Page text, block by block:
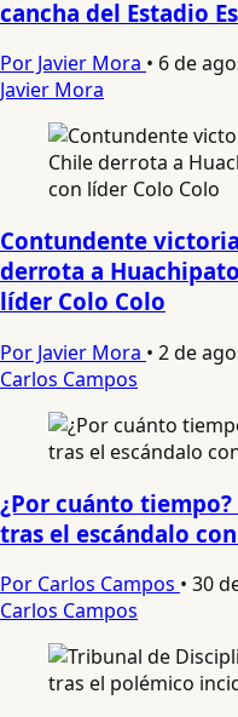
cancha del Estadio
Por Javier Mora • 6 de
Javier Mora
Contundente
derrota a
líder Colo Colo
Por Javier Mora • 2 de
Carlos Campos
¿Por cuánto
tras el escándalo
Por Carlos Campos • 30
Carlos Campos